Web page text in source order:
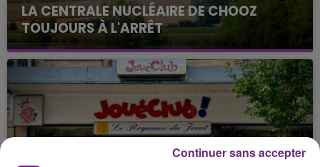
LA CENTRALE NUCLÉAIRE DE CHOOZ
TOUJOURS À L'ARRÊT
Cela fait déjà une semaine que la centrale
nucléaire ardennaise est à l'arrêt. Une situation
justifiée par la sécheresse intense qui est toujours
présente.
Continuer sans accepter